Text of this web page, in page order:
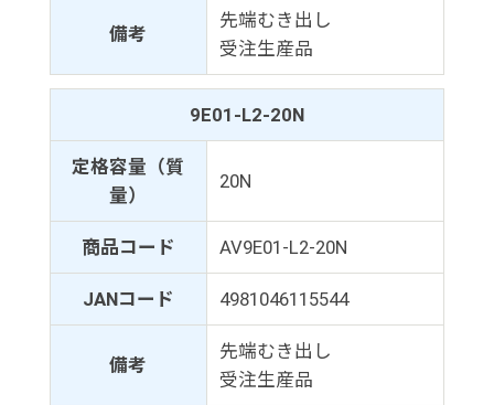
備考
先端むき出し
受注生産品
9E01-L2-20N
定格容量（質
量）
20N
商品コード AV9E01-L2-20N
JANコード 4981046115544
備考
先端むき出し
受注生産品